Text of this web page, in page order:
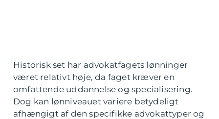
Historisk set har advokatfagets lønninger
været relativt høje, da faget kræver en
omfattende uddannelse og specialisering.
Dog kan lønniveauet variere betydeligt
afhængigt af den specifikke advokattyper og